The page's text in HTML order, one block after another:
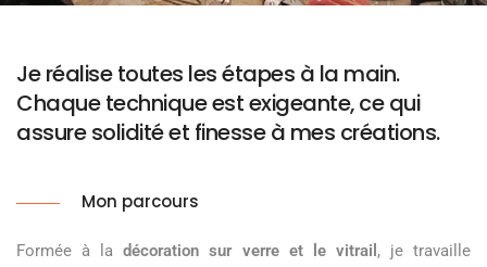
Je réalise toutes les étapes à la main.
Chaque technique est exigeante, ce qui
assure solidité et finesse à mes créations.
Mon parcours
Formée à ladécoration sur verre et le vitrail , je travaille